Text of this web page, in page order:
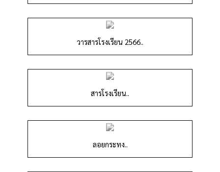
วารสารโรงเรียน 2566..
สารโรงเรียน..
ลอยกระทง..